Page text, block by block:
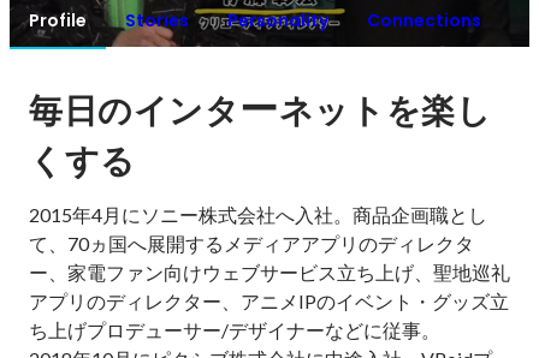
Profile Stories Personality Connections
毎日のインターネットを楽し
くする
2015年4月にソニー株式会社へ入社。商品企画職とし
て、70ヵ国へ展開するメディアアプリのディレクタ
ー、家電ファン向けウェブサービス立ち上げ、聖地巡礼
アプリのディレクター、アニメIPのイベント・グッズ立
ち上げプロデューサー/デザイナーなどに従事。